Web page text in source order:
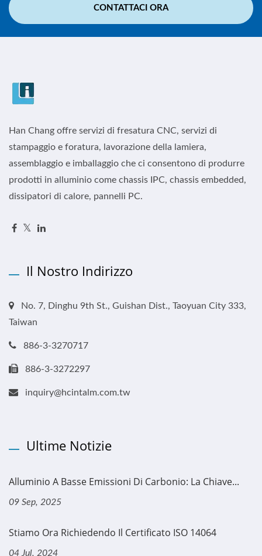
CONTATTACI ORA
Han Chang offre servizi di fresatura CNC, servizi di
stampaggio e foratura, lavorazione della lamiera,
assemblaggio e imballaggio che ci consentono di produrre
prodotti in alluminio come chassis IPC, chassis embedded,
dissipatori di calore, pannelli PC.
Il Nostro Indirizzo
No. 7, Dinghu 9th St., Guishan Dist., Taoyuan City 333,
Taiwan
886-3-3270717
886-3-3272297
inquiry@hcintalm.com.tw
Ultime Notizie
Alluminio A Basse Emissioni Di Carbonio: La Chiave...
09 Sep, 2025
Stiamo Ora Richiedendo Il Certificato ISO 14064
04 Jul, 2024